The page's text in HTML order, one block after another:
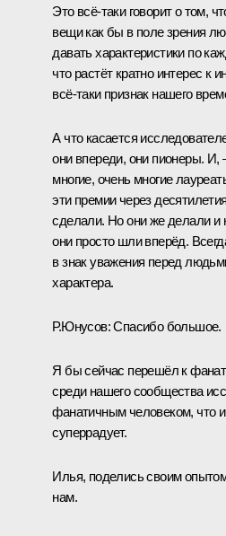
Это всё-таки говорит о том,
вещи как бы в поле зрения
давать характеристики по
что растёт кратно интерес к
всё-таки признак нашего
А что касается
они впереди, они пионеры. И,
многие, очень многие
эти премии через
сделали. Но они же делали и
они просто шли вперёд.
в знак уважения перед
характера.
Р.Юнусов:Спасибо большое.
Я бы сейчас перешёл к
среди нашего сообщества
фанатичным человеком, что
суперрадует.
Илья, поделись своим
нам.